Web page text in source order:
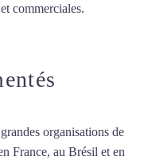
commerciales.
organisations de
France, au Brésil et en